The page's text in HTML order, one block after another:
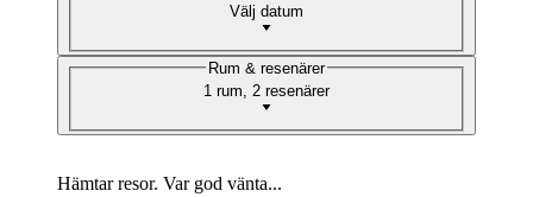
Välj datum
1 rum, 2 resenärer
Rum & resenärer
Hämtar resor. Var god vänta...